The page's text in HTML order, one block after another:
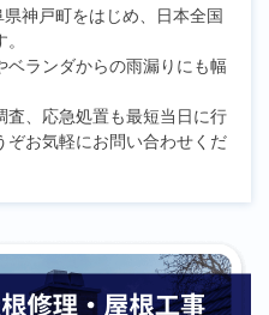
県神戸町をはじめ、日本全国
ランダからの雨漏りにも幅
、応急処置も最短当日に行
お気軽にお問い合わせくだ